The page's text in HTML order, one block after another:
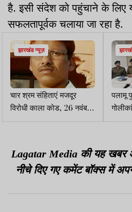
है. इसी संदेश को पहुंचाने के लिए
सफलतापूर्वक चलाया जा रहा है.
झारखंड न्यूज़
चार श्रम संहिताएं मजदूर
विरोधी काला कोड, 26 नवंबर
को ऐक्टू का राष्ट्रव्यापी विरोध
पलामू
सुपारी
Lagatar Media की यह खबर
नीचे दिए गए कमेंट बॉक्स में